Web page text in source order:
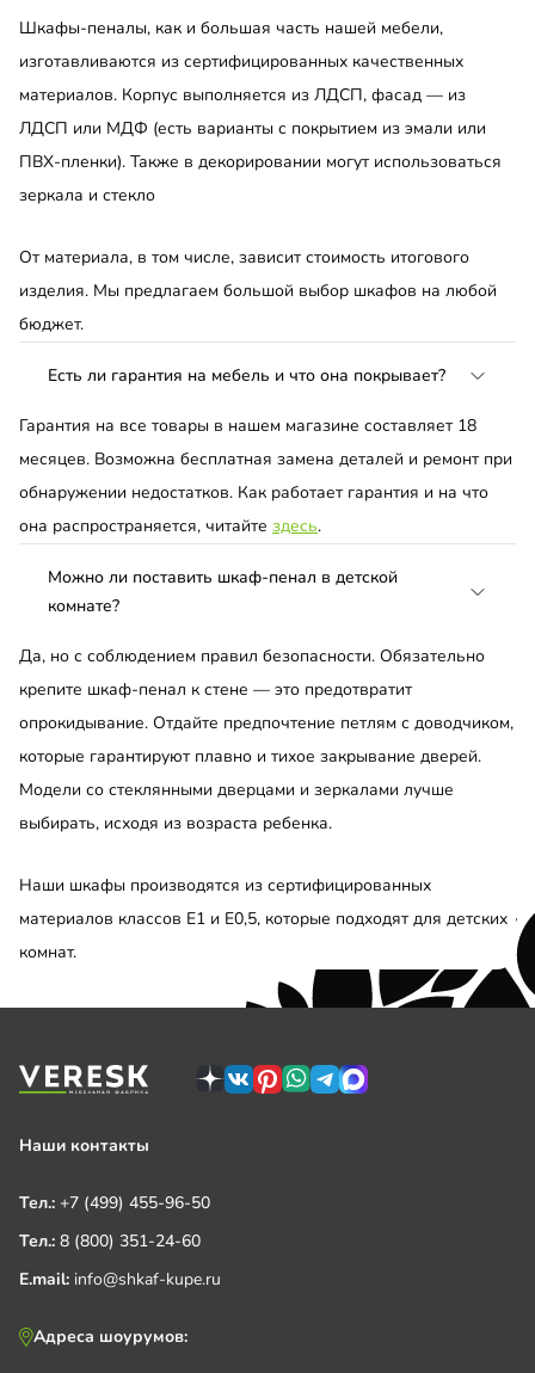
Шкафы-пеналы, как и большая часть нашей мебели,
изготавливаются из сертифицированных качественных
материалов. Корпус выполняется из ЛДСП, фасад — из
ЛДСП или МДФ (есть варианты с покрытием из эмали или
ПВХ-пленки). Также в декорировании могут использоваться
зеркала и стекло
От материала, в том числе, зависит стоимость итогового
изделия. Мы предлагаем большой выбор шкафов на любой
бюджет.
Есть ли гарантия на мебель и что она покрывает?
Гарантия на все товары в нашем магазине составляет 18
месяцев. Возможна бесплатная замена деталей и ремонт при
обнаружении недостатков. Как работает гарантия и на что
она распространяется, читайте здесь.
Можно ли поставить шкаф-пенал в детской
комнате?
Да, но с соблюдением правил безопасности. Обязательно
крепите шкаф-пенал к стене — это предотвратит
опрокидывание. Отдайте предпочтение петлям с доводчиком,
которые гарантируют плавно и тихое закрывание дверей.
Модели со стеклянными дверцами и зеркалами лучше
выбирать, исходя из возраста ребенка.
Наши шкафы производятся из сертифицированных
материалов классов Е1 и E0,5, которые подходят для детских
комнат.
Наши контакты
Тел.: +7 (499) 455-96-50
Тел.: 8 (800) 351-24-60
E.mail: info@shkaf-kupe.ru
Адреса шоурумов: